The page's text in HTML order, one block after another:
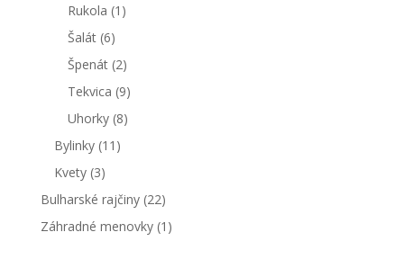
Rukola (1)
Šalát (6)
Špenát (2)
Tekvica (9)
Uhorky (8)
Bylinky (11)
Kvety (3)
Bulharské rajčiny (22)
Záhradné menovky (1)